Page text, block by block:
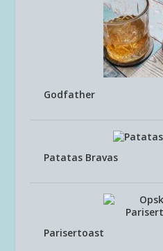
Godfather
Patatas Bravas
Parisertoast